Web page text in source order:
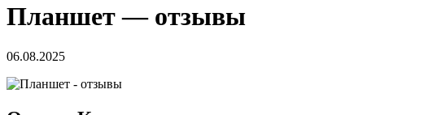
Планшет — отзывы
06.08.2025